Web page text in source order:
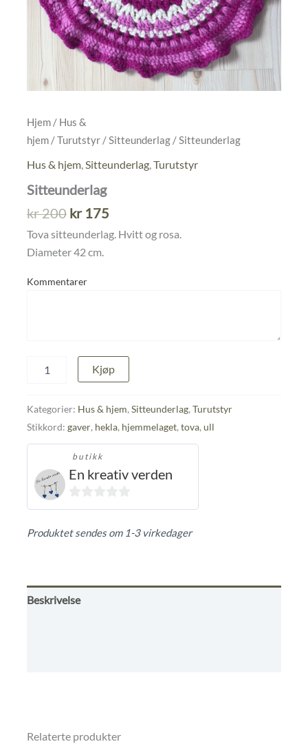
Hjem / Hus &
hjem /Turutstyr /Sitteunderlag / Sitteunderlag
Hus & hjem Sitteunderlag Turutstyr
Sitteunderlag
kr200 Opprinnelig
pris
var:
kr175
pris
Tova sitteunderlag. Hvitt og rosa.
Diameter 42 cm.
Kommentarer
Sitteunderlag
antall
Kjøp
Kategorier: Hus & hjem, Sitteunderlag, Turutstyr
Stikkord: gaver, hekla, hjemmelaget, tova, ull
butikk
En kreativ verden
0
Produktet sendes om 1-3 virkedager
Beskrivelse
Relaterte produkter